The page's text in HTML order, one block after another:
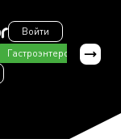
Войти
Гастроэнтерология